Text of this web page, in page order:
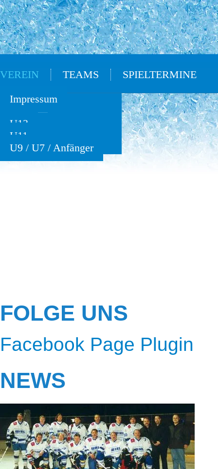
VEREIN TEAMS
Oldies
U13
U11
U9 / U7 / Anfänger
SPIELTERMINE
Impressum
FOLGE UNS
Facebook Page Plugin
NEWS